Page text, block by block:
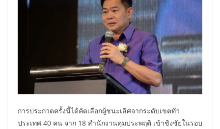
การประกวดครั้งนี้ได้คัดเลือกผู้ชนะเลิศจากระดับเขตทั่ว
ประเทศ 40 คน จาก 18 สำนักงานคุมประพฤติ เข้าชิงชัยในรอบ